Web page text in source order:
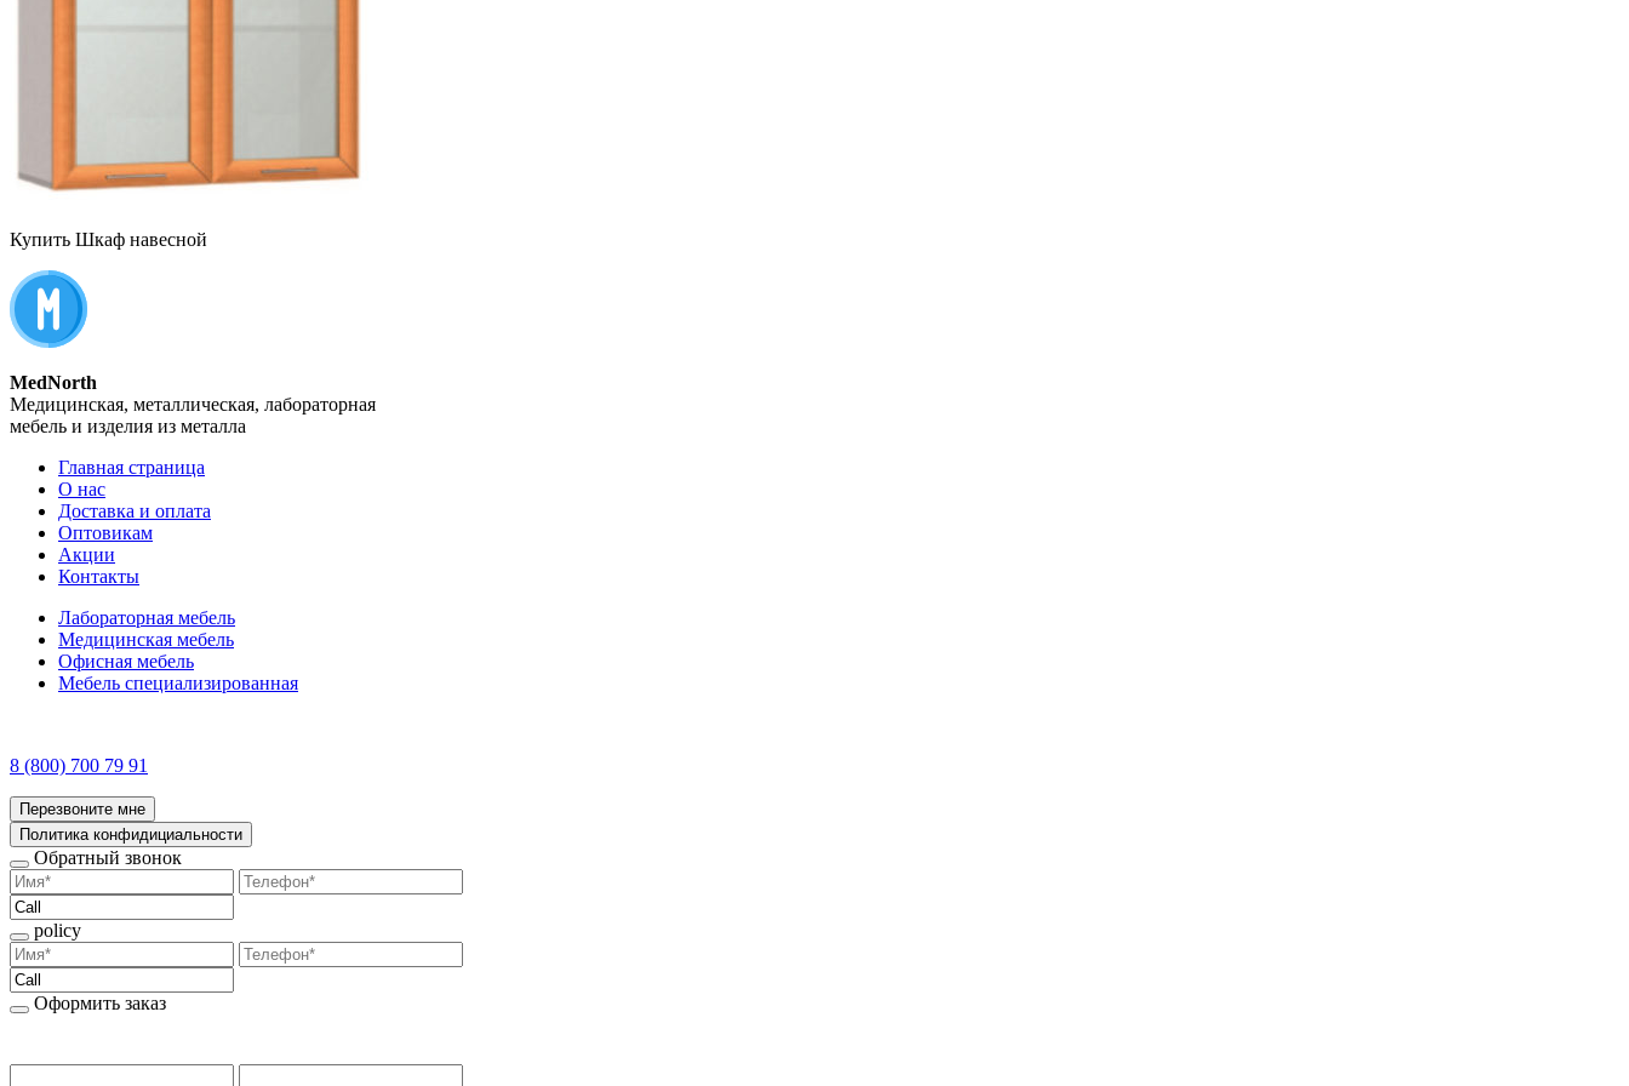
Купить Шкаф навесной
MedNorth
Медицинская, металлическая, лабораторная
мебель и изделия из металла
Главная страница
О нас
Доставка и оплата
Оптовикам
Акции
Контакты
Лабораторная мебель
Медицинская мебель
Офисная мебель
Мебель специализированная
8 (800) 700 79 91
Перезвоните мне
Политика конфидициальности
Обратный звонок
policy
Оформить заказ